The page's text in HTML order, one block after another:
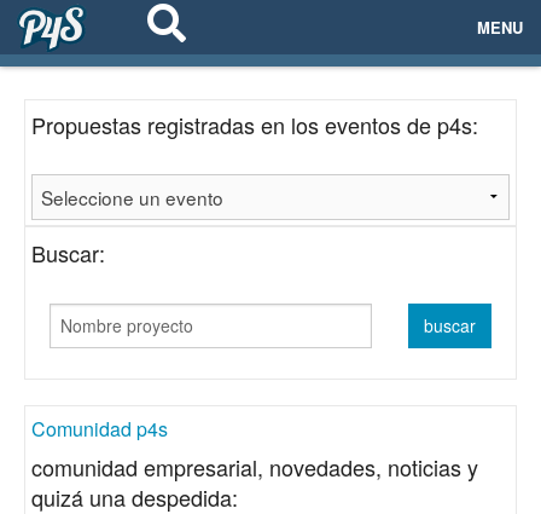
MENU
EVENTOS
EMPRESAS
PROYECTOS
NETWORKING
Propuestas registradas en los eventos de p4s:
Buscar:
Comunidad p4s
comunidad empresarial, novedades, noticias y
quizá una despedida: